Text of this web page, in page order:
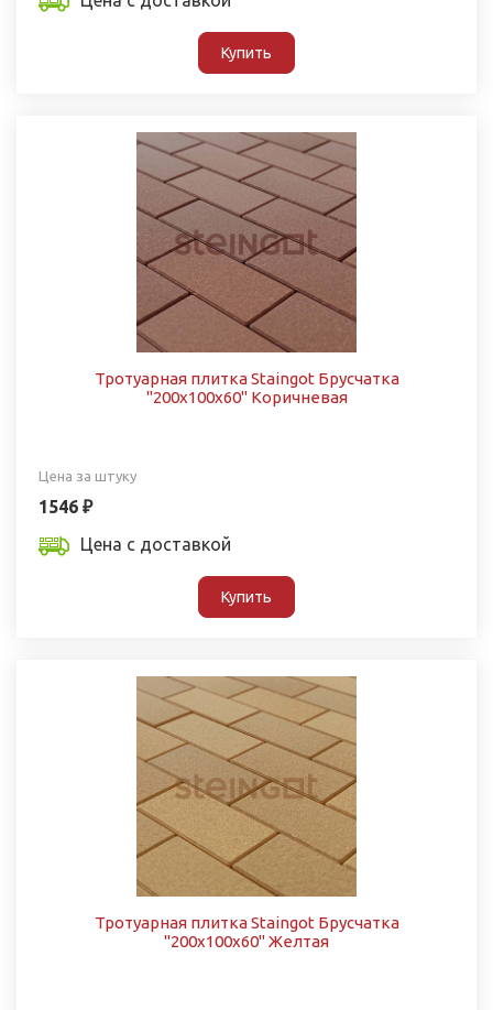
Купить
Тротуарная плитка Staingot Брусчатка
"200х100х60" Коричневая
Цена за штуку
1546 ₽
Цена с доставкой
Купить
Тротуарная плитка Staingot Брусчатка
"200х100х60" Желтая